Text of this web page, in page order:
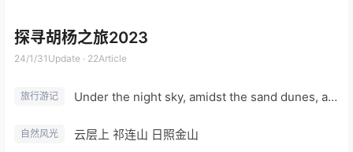
探寻胡杨之旅2023
24/1/31 Update · 22Article
旅行游记 Under the night sky, amidst the sand dunes, a conversation between the soul and nature.
自然风光 云层上 祁连山 日照金山